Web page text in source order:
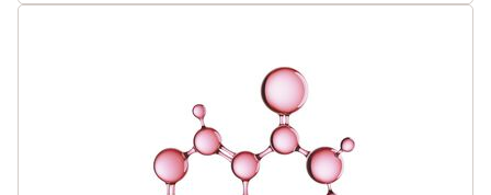
eingesetzt.